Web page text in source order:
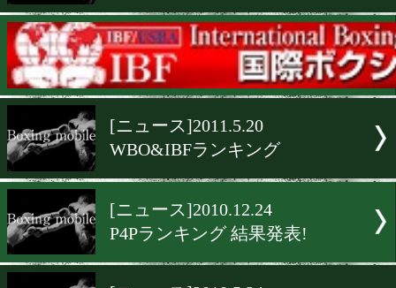
[ニュース]2011.7.19
WBO最新ランキング
[ニュース]2011.6.8
[ニュース]2011.5.20
WBO&IBFランキング